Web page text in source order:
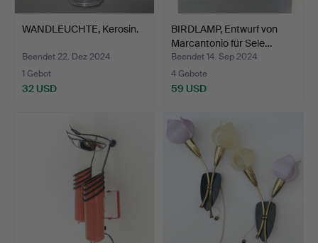
WANDLEUCHTE, Kerosin.
Beendet 22. Dez 2024
1 Gebot
32 USD
BIRDLAMP, Entwurf von
Marcantonio für Sele…
Beendet 14. Sep 2024
4 Gebote
59 USD